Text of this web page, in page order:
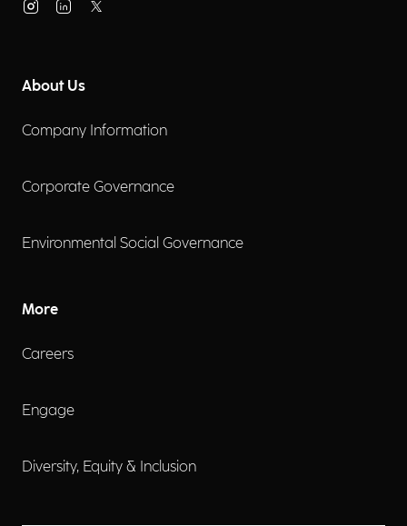
About Us
Company Information
Corporate Governance
Environmental Social Governance
More
Careers
Engage
Diversity, Equity & Inclusion